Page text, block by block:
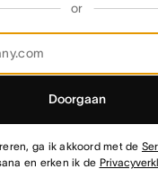
or
Doorgaan
ga ik akkoord met de
en erken ik de